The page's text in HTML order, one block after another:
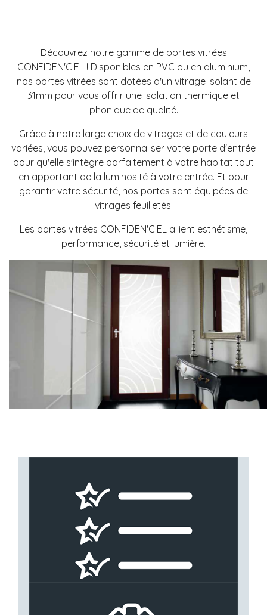
Découvrez notre gamme de portes vitrées
CONFIDEN'CIEL ! Disponibles en PVC ou en aluminium,
nos portes vitrées sont dotées d'un vitrage isolant de
31mm pour vous offrir une isolation thermique et
phonique de qualité.
Grâce à notre large choix de vitrages et de couleurs
variées, vous pouvez personnaliser votre porte d'entrée
pour qu'elle s'intègre parfaitement à votre habitat tout
en apportant de la luminosité à votre entrée. Et pour
garantir votre sécurité, nos portes sont équipées de
vitrages feuilletés.
Les portes vitrées CONFIDEN'CIEL allient esthétisme,
performance, sécurité et lumière.